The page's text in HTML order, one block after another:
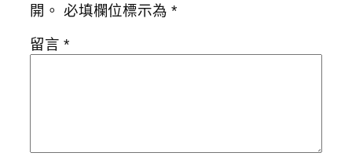
開。 必填欄位標示為 *
留言 *